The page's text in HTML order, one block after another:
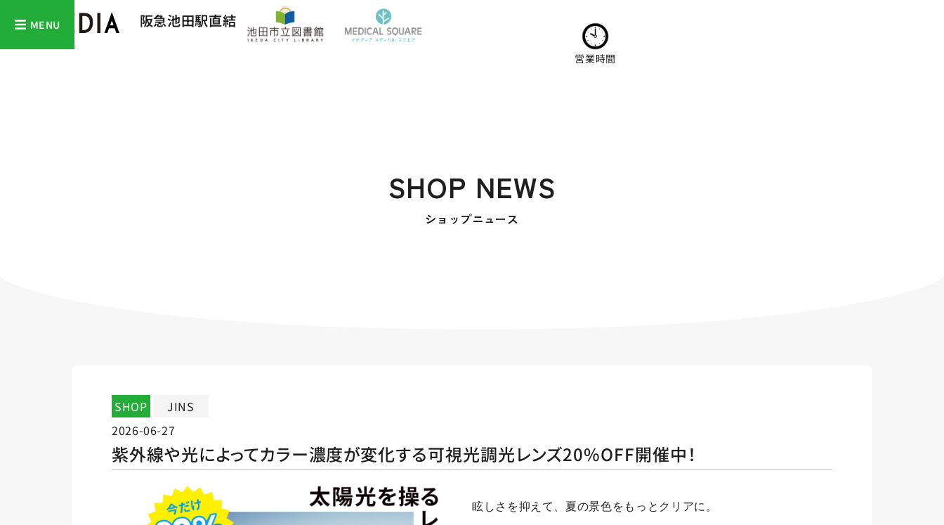
阪急池田駅直結
営業時間
MENU
SHOP NEWS
ショップニュース
SHOP
JINS
2026-06-27
紫外線や光によってカラー濃度が変化する可視光調光レンズ20%OFF開催中！
眩しさを抑えて、夏の景色をもっとクリアに。